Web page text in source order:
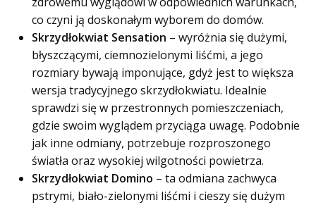
co czyni ją doskonałym wyborem do domów.
Skrzydłokwiat Sensation – wyróżnia się dużymi,
błyszczącymi, ciemnozielonymi liśćmi, a jego
rozmiary bywają imponujące, gdyż jest to większa
wersja tradycyjnego skrzydłokwiatu. Idealnie
sprawdzi się w przestronnych pomieszczeniach,
gdzie swoim wyglądem przyciąga uwagę. Podobnie
jak inne odmiany, potrzebuje rozproszonego
światła oraz wysokiej wilgotności powietrza.
Skrzydłokwiat Domino – ta odmiana zachwyca
pstrymi, biało-zielonymi liśćmi i cieszy się dużym